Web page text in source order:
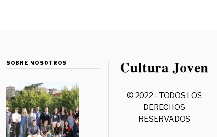
SOBRE NOSOTROS
© 2022 - TODOS LOS
DERECHOS
RESERVADOS